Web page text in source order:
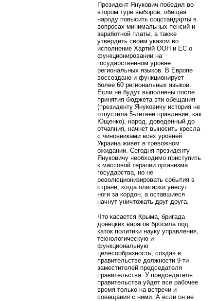
Президент Янукович победил во
втором туре выборов, обещая
народу повысить соцстандарты в
вопросах минимальных пенсий и
заработной платы, а также
утвердить своим указом во
исполнение Хартий ООН и ЕС о
функционировании на
государственном уровне
региональных языков. В Европе
воссоздано и функционирует
более 60 региональных языков.
Если не будут выполнены после
принятия бюджета эти обещания
(президенту Януковичу история не
отпустила 5-летнее правление, как
Ющенко), народ, доведенный до
отчаяния, начнет выносить кресла
с чиновниками всех уровней.
Украина живет в тревожном
ожидании. Сегодня президенту
Януковичу необходимо приступить
к массовой терапии организма
государства, но не
революционизировать события в
стране, когда олигархи унесут
ноги за кордон, а оставшиеся
начнут уничтожать друг друга.
Что касается Крыма, бригада
донецких варягов бросила под
каток политики науку управления,
технологическую и
функциональную
целесообразность, создав в
правительстве должности 9-ти
заместителей председателя
правительства. У председателя
правительства уйдет все рабочее
время только на встречи и
совещания с ними. А если он не